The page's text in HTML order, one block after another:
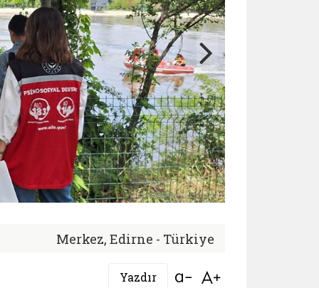
Merkez, Edirne - Türkiye
Yazdır Bağlantıyı aç